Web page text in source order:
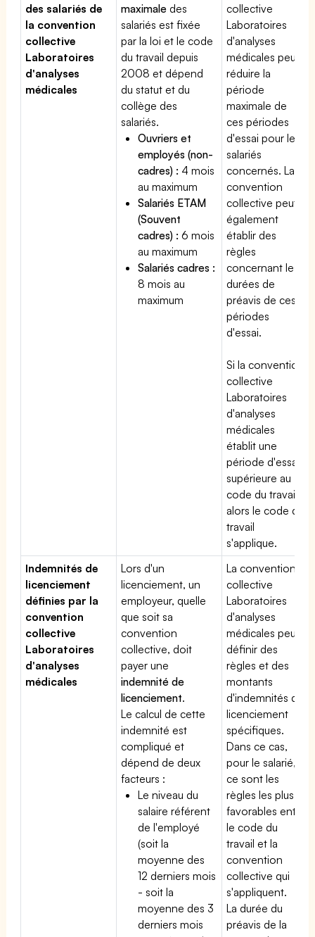
des salariés de
la convention
collective
Laboratoires
d'analyses
médicales
maximale des
salariés est fixée
par la loi et le code
du travail depuis
2008 et dépend
du statut et du
collège des
salariés.
Ouvriers et
employés (non-
cadres) : 4 mois
au maximum
Salariés ETAM
(Souvent
cadres) : 6 mois
au maximum
Salariés cadres :
8 mois au
maximum
collective
Laboratoires
d'analyses
médicales peut
réduire la
période
maximale de
ces périodes
d'essai pour les
salariés
concernés. La
convention
collective peut
également
établir des
règles
concernant les
durées de
préavis de ces
périodes
d'essai.
Si la convention
collective
Laboratoires
d'analyses
médicales
établit une
période d'essai
supérieure au
code du travail,
alors le code du
travail
s'applique.
Indemnités de
licenciement
définies par la
convention
collective
Laboratoires
d'analyses
médicales
Lors d'un
licenciement, un
employeur, quelle
que soit sa
convention
collective, doit
payer une
indemnité de
licenciement.
Le calcul de cette
indemnité est
compliqué et
dépend de deux
facteurs :
Le niveau du
salaire référent
de l'employé
(soit la
moyenne des
12 derniers mois
- soit la
moyenne des 3
derniers mois
La convention
collective
Laboratoires
d'analyses
médicales peut
définir des
règles et des
montants
d'indemnités de
licenciement
spécifiques.
Dans ce cas,
pour le salarié,
ce sont les
règles les plus
favorables entre
le code du
travail et la
convention
collective qui
s'appliquent.
La durée du
préavis de la